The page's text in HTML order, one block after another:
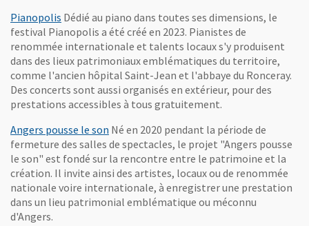
Pianopolis Dédié au piano dans toutes ses dimensions, le
festival Pianopolis a été créé en 2023. Pianistes de
renommée internationale et talents locaux s'y produisent
dans des lieux patrimoniaux emblématiques du territoire,
comme l'ancien hôpital Saint-Jean et l'abbaye du Ronceray.
Des concerts sont aussi organisés en extérieur, pour des
prestations accessibles à tous gratuitement.
Angers pousse le son Né en 2020 pendant la période de
fermeture des salles de spectacles, le projet "Angers pousse
le son" est fondé sur la rencontre entre le patrimoine et la
création. Il invite ainsi des artistes, locaux ou de renommée
nationale voire internationale, à enregistrer une prestation
dans un lieu patrimonial emblématique ou méconnu
d'Angers.